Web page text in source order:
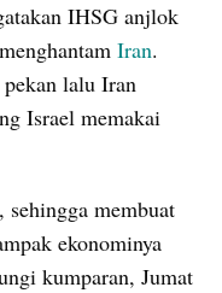
IHSG anjlok
Iran.
lalu Iran
Israel memakai
membuat
ekonominya
kumparan, Jumat